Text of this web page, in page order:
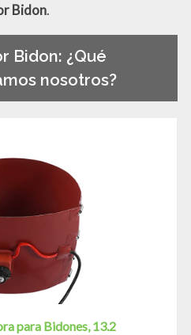
Bidon.
Bidon: ¿Qué
nosotros?
para Bidones, 13.2